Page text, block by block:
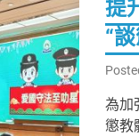
提
“
為加
懲教